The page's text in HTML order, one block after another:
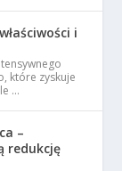
i
które zyskuje
…
–
redukcję